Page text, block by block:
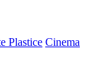
Plastice Cinema